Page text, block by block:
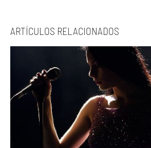
ARTÍCULOS RELACIONADOS